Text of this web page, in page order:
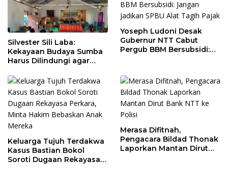
Silvester Sili Laba:
Kekayaan Budaya Sumba
Harus Dilindungi agar
Yoseph Ludoni Desak
Gubernur NTT Cabut
Pergub BBM Bersubsidi:
Keluarga Tujuh Terdakwa
Kasus Bastian Bokol
Soroti Dugaan Rekayasa
Merasa Difitnah,
Pengacara Bildad Thonak
Laporkan Mantan Dirut